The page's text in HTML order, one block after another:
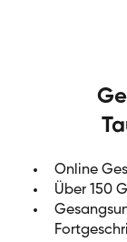
Online
Über 150